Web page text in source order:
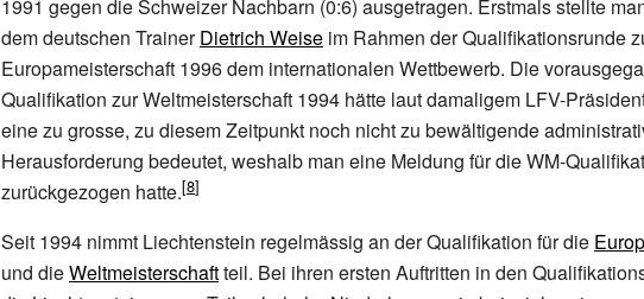
1991 gegen die Schweizer Nachbarn (0:6) ausgetragen. Erstmals stellte
dem deutschen TrainerDietrich Weise im Rahmen der Qualifikationsrunde
Europameisterschaft 1996 dem internationalen Wettbewerb. Die
Qualifikation zur Weltmeisterschaft 1994 hätte laut damaligem LFV-
eine zu grosse, zu diesem Zeitpunkt noch nicht zu bewältigende
Herausforderung bedeutet, weshalb man eine Meldung für die WM-
zurückgezogen hatte.
Seit 1994 nimmt Liechtenstein regelmässig an der Qualifikation für die
und dieWeltmeisterschaftteil. Bei ihren ersten Auftritten in den